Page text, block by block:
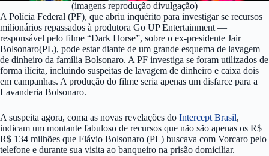
(imagens reprodução divulgação)
A Polícia Federal (PF), que abriu inquérito para investigar se recursos
milionários repassados à produtora Go UP Entertainment —
responsável pelo filme “Dark Horse”, sobre o ex-presidente Jair
Bolsonaro(PL), pode estar diante de um grande esquema de lavagem
de dinheiro da família Bolsonaro. A PF investiga se foram utilizados de
forma ilícita, incluindo suspeitas de lavagem de dinheiro e caixa dois
em campanhas. A produção do filme seria apenas um disfarce para a
Lavanderia Bolsonaro.
A suspeita agora, coma as novas revelações do Intercept Brasil,
indicam um montante fabuloso de recursos que não são apenas os R$
R$ 134 milhões que Flávio Bolsonaro (PL) buscava com Vorcaro pelo
telefone e durante sua visita ao banqueiro na prisão domiciliar.